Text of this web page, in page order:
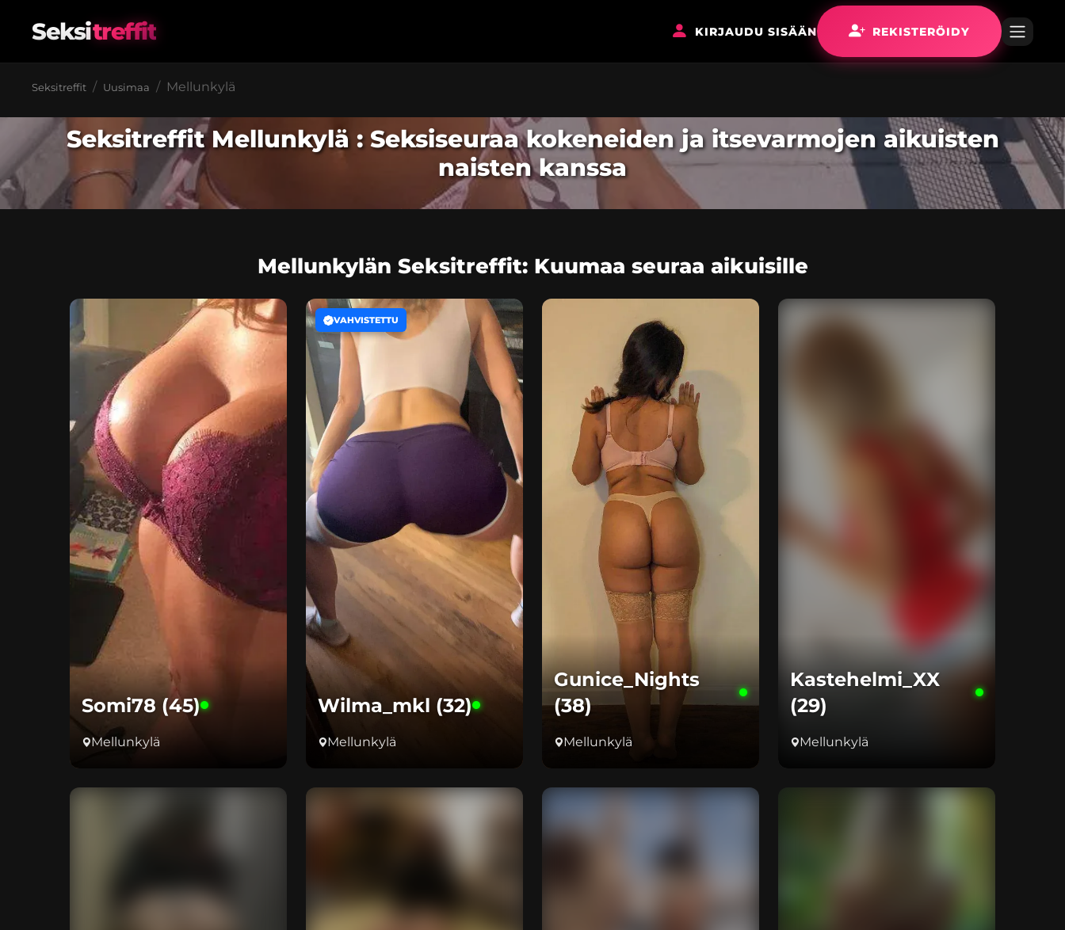
Seksitreffit KIRJAUDU SISÄÄN REKISTERÖIDY
Seksitreffit Uusimaa Mellunkylä
Seksitreffit Mellunkylä : Seksiseuraa kokeneiden ja itsevarmojen aikuisten
naisten kanssa
Mellunkylän Seksitreffit: Kuumaa seuraa aikuisille
Somi78 (45)
Mellunkylä
VAHVISTETTU
Wilma_mkl (32)
Mellunkylä
Gunice_Nights
(38)
Mellunkylä
Kastehelmi_XX
(29)
Mellunkylä